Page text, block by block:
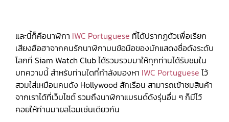
และนี้ก็คือนาฬิกา IWC Portuguese ที่ได้ปรากฏตัวเพื่อเรียก
เสียงฮือฮาจากคนรักนาฬิกาบนข้อมือของนักแสดงชื่อดังระดับ
โลกที่ Siam Watch Club ได้รวมรวบมาให้ทุกท่านได้รับชมใน
บทความนี้ สำหรับท่านใดที่กำลังมองหา IWC Portuguese ไว้
สวมใส่เหมือนคนดัง Hollywood สักเรือน สามารถเข้าชมสินค้า
จากเราได้ที่เว็บไซต์ รวมถึงนาฬิกาแบรนด์ดังรุ่นอื่น ๆ ก็มีไว้
คอยให้ท่านมายลโฉมเช่นเดียวกัน